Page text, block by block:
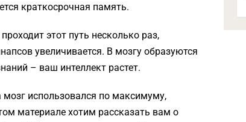
краткосрочная память.
этот путь несколько раз,
увеличивается. В мозгу образуются
– ваш интеллект растет.
использовался по максимуму,
материале хотим рассказать вам о